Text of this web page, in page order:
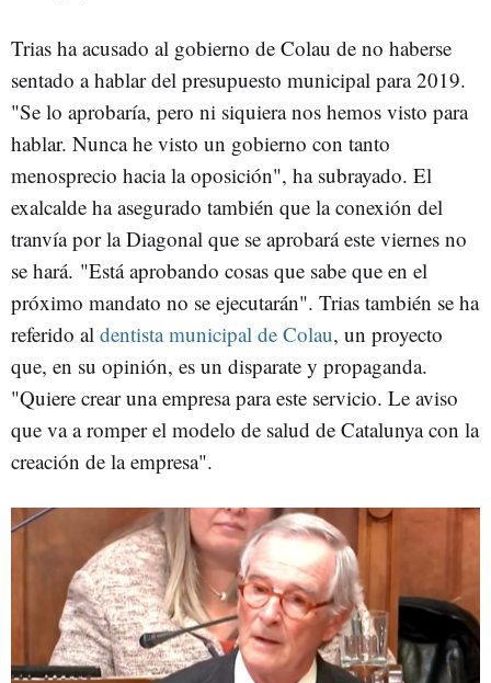
Trias ha acusado al gobierno de Colau de no haberse
sentado a hablar del presupuesto municipal para 2019.
"Se lo aprobaría, pero ni siquiera nos hemos visto para
hablar. Nunca he visto un gobierno con tanto
menosprecio hacia la oposición", ha subrayado. El
exalcalde ha asegurado también que la conexión del
tranvía por la Diagonal que se aprobará este viernes no
se hará. "Está aprobando cosas que sabe que en el
próximo mandato no se ejecutarán". Trias también se ha
referido al dentista municipal de Colau, un proyecto
que, en su opinión, es un disparate y propaganda.
"Quiere crear una empresa para este servicio. Le aviso
que va a romper el modelo de salud de Catalunyacon la
creación de la empresa".